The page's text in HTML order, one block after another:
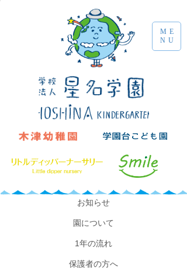
ME
NU
​お知らせ
園について
​1年の流れ
保護者の方へ